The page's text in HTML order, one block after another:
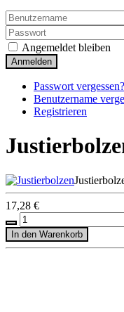
Angemeldet bleiben
Anmelden
Passwort vergessen?
Benutzername
Registrieren
17,28 €